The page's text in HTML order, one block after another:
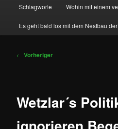
Schlagworte Wohin mit einem
Es geht bald los mit dem Nestbau
Beitragsnavigation
← Vorheriger
Wetzlar´s